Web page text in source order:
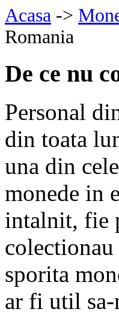
Acasa ->
Romania
De ce nu
Personal
din toata
una din
monede in
intalnit, fie
sporita
ar fi util sa-